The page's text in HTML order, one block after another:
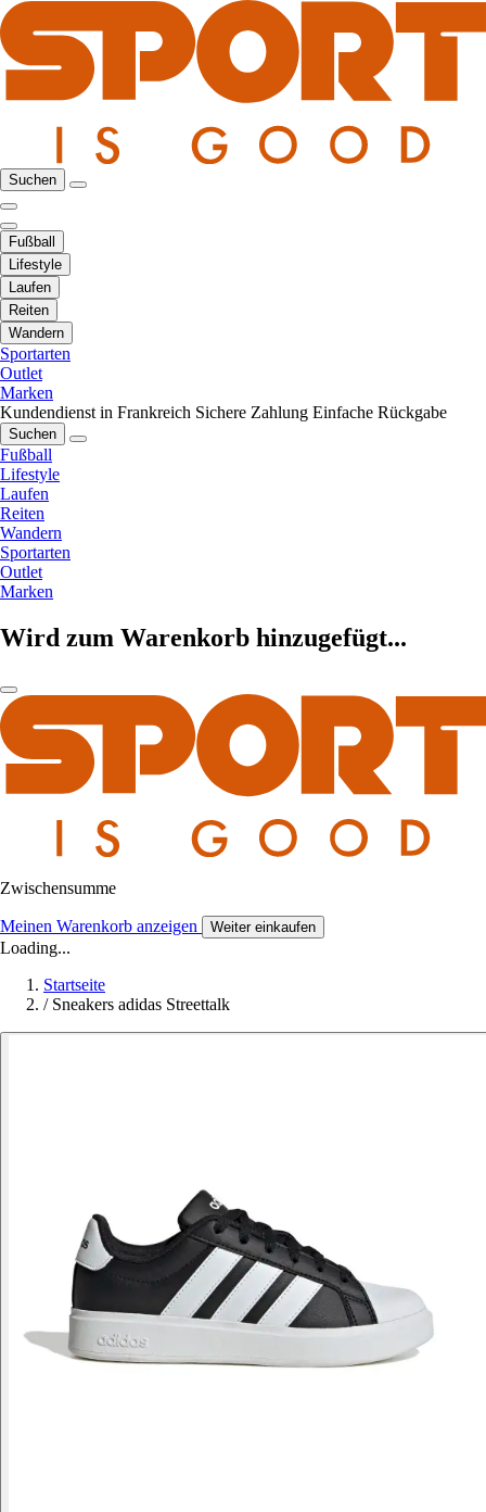
Suchen
Fußball
Lifestyle
Laufen
Reiten
Wandern
Sportarten
Outlet
Marken
Kundendienst in Frankreich Sichere Zahlung Einfache Rückgabe
Suchen
Fußball
Lifestyle
Laufen
Reiten
Wandern
Sportarten
Outlet
Marken
Wird zum Warenkorb hinzugefügt...
Zwischensumme
Meinen Warenkorb anzeigen Weiter einkaufen
Loading...
Startseite
/ Sneakers adidas Streettalk